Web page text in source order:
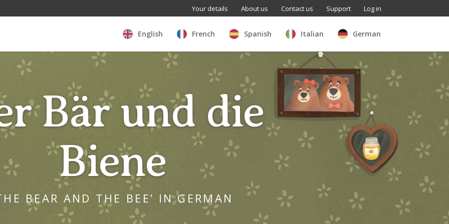
Your details About us Contact us Support Log in
English French Spanish Italian German
Bär und die
Biene
BEAR AND THE BEE’ IN GERMAN